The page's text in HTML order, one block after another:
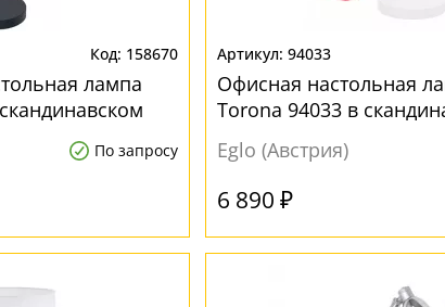
158670
лампа
По запросу
94033
Офисная настольная
Torona 94033 в
стиле
Eglo (Австрия)
6 890 ₽